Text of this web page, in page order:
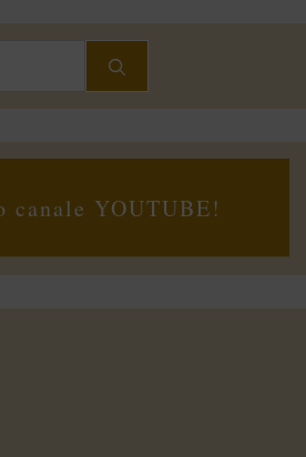
canale YOUTUBE!